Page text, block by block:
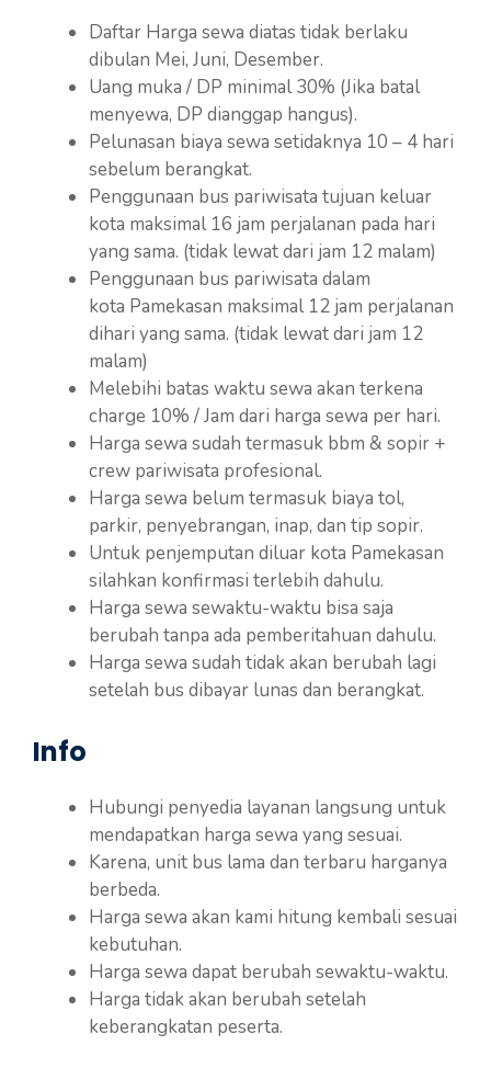
Daftar Harga sewa diatas tidak berlaku
dibulan Mei, Juni, Desember.
Uang muka / DP minimal 30% (Jika batal
menyewa, DP dianggap hangus).
Pelunasan biaya sewa setidaknya 10 – 4 hari
sebelum berangkat.
Penggunaan bus pariwisata tujuan keluar
kota maksimal 16 jam perjalanan pada hari
yang sama. (tidak lewat dari jam 12 malam)
Penggunaan bus pariwisata dalam
kota Pamekasan maksimal 12 jam perjalanan
dihari yang sama. (tidak lewat dari jam 12
malam)
Melebihi batas waktu sewa akan terkena
charge 10% / Jam dari harga sewa per hari.
Harga sewa sudah termasuk bbm & sopir +
crew pariwisata profesional.
Harga sewa belum termasuk biaya tol,
parkir, penyebrangan, inap, dan tip sopir.
Untuk penjemputan diluar kota Pamekasan
silahkan konfirmasi terlebih dahulu.
Harga sewa sewaktu-waktu bisa saja
berubah tanpa ada pemberitahuan dahulu.
Harga sewa sudah tidak akan berubah lagi
setelah bus dibayar lunas dan berangkat.
Info
Hubungi penyedia layanan langsung untuk
mendapatkan harga sewa yang sesuai.
Karena, unit bus lama dan terbaru harganya
berbeda.
Harga sewa akan kami hitung kembali sesuai
kebutuhan.
Harga sewa dapat berubah sewaktu-waktu.
Harga tidak akan berubah setelah
keberangkatan peserta.